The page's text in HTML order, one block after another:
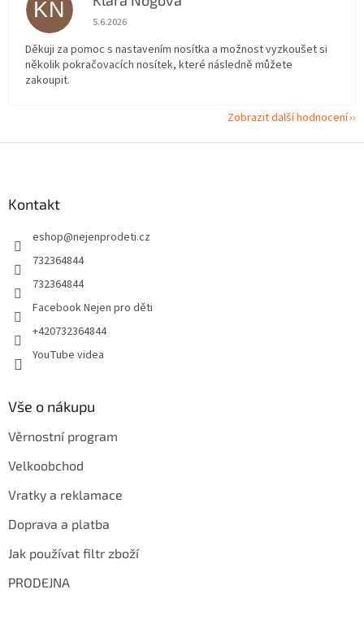
KN Hodnocení obchodu je 5 z 5 hvězdiček.
5.6.2026
Děkuji za pomoc s nastavením nosítka a možnost vyzkoušet si
několik pokračovacích nosítek, které následně můžete
zakoupit.
Zobrazit další hodnocení
Kontakt
eshop@nejenprodeti.cz
732364844
732364844
Facebook Nejen pro děti
+420732364844
YouTube videa
Vše o nákupu
Věrnostní program
Velkoobchod
Vratky a reklamace
Doprava a platba
Jak používat filtr zboží
PRODEJNA